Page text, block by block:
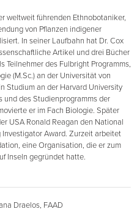
weltweit führenden Ethnobotaniker,
von Pflanzen indigener
In seiner Laufbahn hat Dr. Cox
Artikel und drei Bücher
Teilnehmer des Fulbright Programms,
(M.Sc.) an der Universität von
Studium an der Harvard University
und des Studienprogramms der
er im Fach Biologie. Später
USA Ronald Reagan den National
Award. Zurzeit arbeitet
eine Organisation, die er zum
Inseln gegründet hatte.
Draelos, FAAD